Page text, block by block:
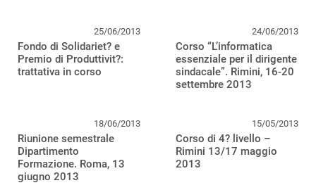
25/06/2013
Fondo di Solidariet? e
Premio di Produttivit?:
trattativa in corso
24/06/2013
Corso “L’informatica
essenziale per il dirigente
sindacale”. Rimini, 16-20
settembre 2013
18/06/2013
Riunione semestrale
Dipartimento
Formazione. Roma, 13
giugno 2013
15/05/2013
Corso di 4? livello –
Rimini 13/17 maggio
2013